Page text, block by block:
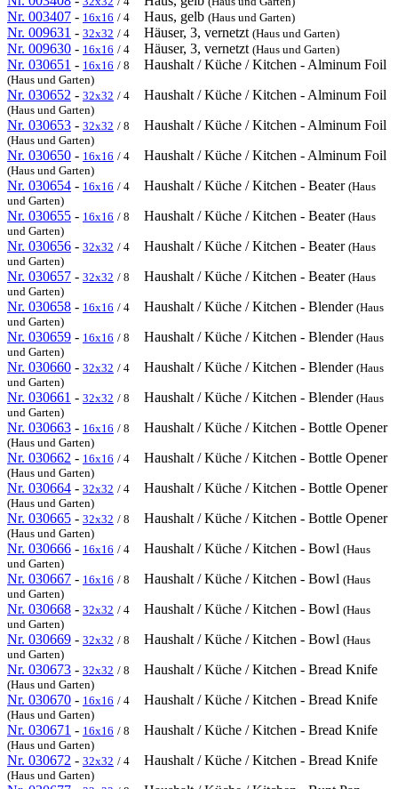
Nr. 003407 - 16x16 / 4 Haus, gelb (Haus und Garten)
Nr. 009631 - 32x32 / 4 Häuser, 3, vernetzt (Haus und Garten)
Nr. 009630 - 16x16 / 4 Häuser, 3, vernetzt (Haus und Garten)
Nr. 030651 - 16x16 / 8 Haushalt / Küche / Kitchen - Alminum Foil
(Haus und Garten)
Nr. 030652 - 32x32 / 4 Haushalt / Küche / Kitchen - Alminum Foil
(Haus und Garten)
Nr. 030653 - 32x32 / 8 Haushalt / Küche / Kitchen - Alminum Foil
(Haus und Garten)
Nr. 030650 - 16x16 / 4 Haushalt / Küche / Kitchen - Alminum Foil
(Haus und Garten)
Nr. 030654 - 16x16 / 4 Haushalt / Küche / Kitchen - Beater (Haus
und Garten)
Nr. 030655 - 16x16 / 8 Haushalt / Küche / Kitchen - Beater (Haus
und Garten)
Nr. 030656 - 32x32 / 4 Haushalt / Küche / Kitchen - Beater (Haus
und Garten)
Nr. 030657 - 32x32 / 8 Haushalt / Küche / Kitchen - Beater (Haus
und Garten)
Nr. 030658 - 16x16 / 4 Haushalt / Küche / Kitchen - Blender (Haus
und Garten)
Nr. 030659 - 16x16 / 8 Haushalt / Küche / Kitchen - Blender (Haus
und Garten)
Nr. 030660 - 32x32 / 4 Haushalt / Küche / Kitchen - Blender (Haus
und Garten)
Nr. 030661 - 32x32 / 8 Haushalt / Küche / Kitchen - Blender (Haus
und Garten)
Nr. 030663 - 16x16 / 8 Haushalt / Küche / Kitchen - Bottle Opener
(Haus und Garten)
Nr. 030662 - 16x16 / 4 Haushalt / Küche / Kitchen - Bottle Opener
(Haus und Garten)
Nr. 030664 - 32x32 / 4 Haushalt / Küche / Kitchen - Bottle Opener
(Haus und Garten)
Nr. 030665 - 32x32 / 8 Haushalt / Küche / Kitchen - Bottle Opener
(Haus und Garten)
Nr. 030666 - 16x16 / 4 Haushalt / Küche / Kitchen - Bowl (Haus
und Garten)
Nr. 030667 - 16x16 / 8 Haushalt / Küche / Kitchen - Bowl (Haus
und Garten)
Nr. 030668 - 32x32 / 4 Haushalt / Küche / Kitchen - Bowl (Haus
und Garten)
Nr. 030669 - 32x32 / 8 Haushalt / Küche / Kitchen - Bowl (Haus
und Garten)
Nr. 030673 - 32x32 / 8 Haushalt / Küche / Kitchen - Bread Knife
(Haus und Garten)
Nr. 030670 - 16x16 / 4 Haushalt / Küche / Kitchen - Bread Knife
(Haus und Garten)
Nr. 030671 - 16x16 / 8 Haushalt / Küche / Kitchen - Bread Knife
(Haus und Garten)
Nr. 030672 - 32x32 / 4 Haushalt / Küche / Kitchen - Bread Knife
(Haus und Garten)